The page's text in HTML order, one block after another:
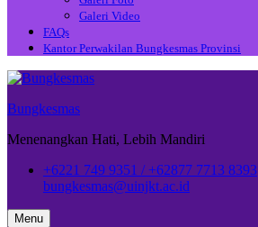
Galeri Video
FAQs
Kantor Perwakilan Bungkesmas Provinsi
Bungkesmas
Menenangkan Hati, Lebih Mandiri
+6221 749 9351 / +62877 7713 8393
bungkesmas@uinjkt.ac.id
Menu